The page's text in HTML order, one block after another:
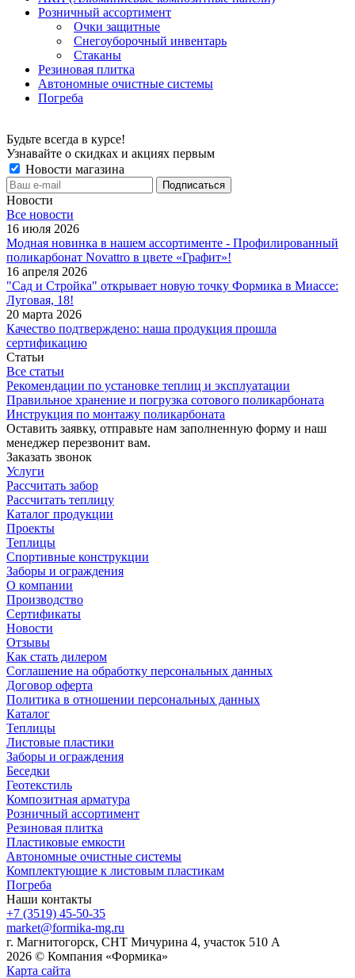
Розничный ассортимент
Очки защитные
Снегоуборочный инвентарь
Стаканы
Резиновая плитка
Автономные очистные системы
Погреба
Будьте всегда в курсе!
Узнавайте о скидках и акциях первым
Новости магазина
Новости
Все новости
16 июля 2026
Модная новинка в нашем ассортименте - Профилированный
поликарбонат Novattro в цвете «Графит»!
16 апреля 2026
"Сад и Стройка" открывает новую точку Формика в Миассе:
Луговая, 18!
20 марта 2026
Качество подтверждено: наша продукция прошла
сертификацию
Статьи
Все статьи
Рекомендации по установке теплиц и эксплуатации
Правильное хранение и погрузка сотового поликарбоната
Инструкция по монтажу поликарбоната
Оставить заявку, отправьте нам заполненную форму и наш
менеджер перезвонит вам.
Заказать звонок
Услуги
Рассчитать забор
Рассчитать теплицу
Каталог продукции
Проекты
Теплицы
Спортивные конструкции
Заборы и ограждения
О компании
Производство
Сертификаты
Новости
Отзывы
Как стать дилером
Соглашение на обработку персональных данных
Договор оферта
Политика в отношении персональных данных
Каталог
Теплицы
Листовые пластики
Заборы и ограждения
Беседки
Геотекстиль
Композитная арматура
Розничный ассортимент
Резиновая плитка
Пластиковые емкости
Автономные очистные системы
Комплектующие к листовым пластикам
Погреба
Наши контакты
+7 (3519) 45-50-35
market@formika-mg.ru
г. Магнитогорск, СНТ Мичурина 4, участок 510 А
2026 © Компания «Формика»
Карта сайта